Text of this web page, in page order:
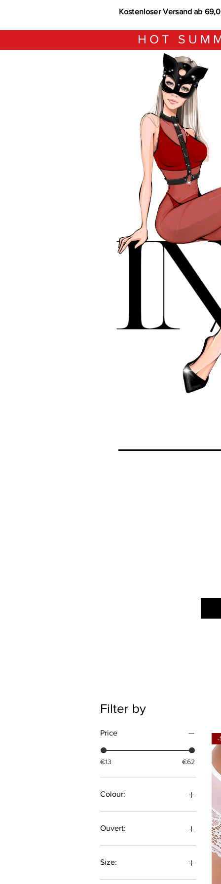
Kostenloser Versand ab
HOT
Filter by
Price
€13 €62
Colour:
Ouvert:
Brustbereich & im Schritt
ouvert
im Schritt ouvert
Size:
36
-